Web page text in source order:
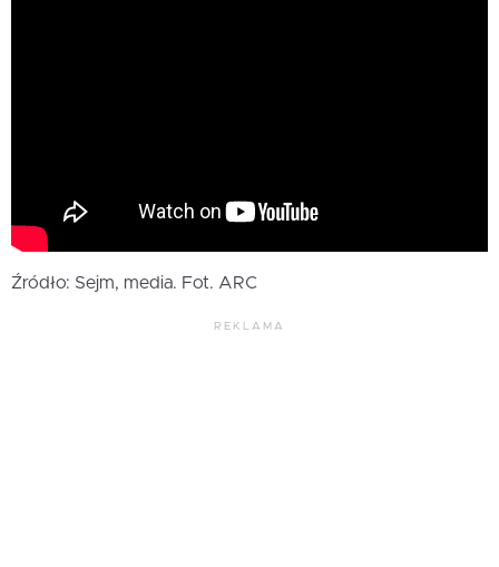
Źródło: Sejm, media. Fot. ARC
REKLAMA